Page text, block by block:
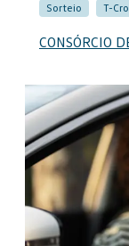
Sorteio T-
CONSÓRCIO